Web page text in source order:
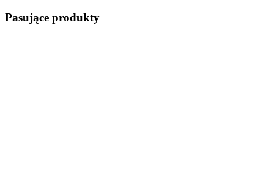
Pasujące produkty